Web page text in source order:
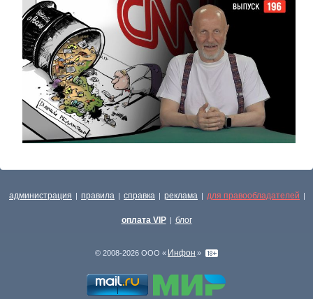
администрация | правила | справка | реклама | для правообладателей |
оплата VIP | блог
© 2008-2026 ООО « Инфон »